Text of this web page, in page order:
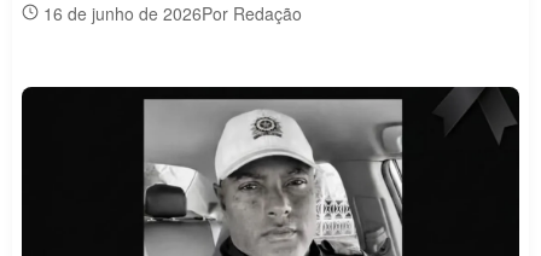
16 de junho de 2026Por Redação